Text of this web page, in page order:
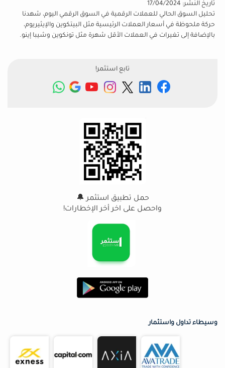
تاريخ النشر: 17/04/2024
تحليل السوق الحالي للعملات الرقمية في السوق الرقمي اليوم، شهدنا
حركة ملحوظة في أسعار العملات الرئيسية مثل البيتكوين والإيثيريوم،
بالإضافة إلى تغيرات في العملات الأقل شهرة مثل تونكوين وشيبا إينو.
تابع استثمر!
حمل تطبيق استثمر 🔔
واحصل على اخر أخر الإخطارات!
وسيطاء تداول واستثمار